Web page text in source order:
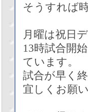
そうすれば
月曜は祝日
13時試合開
ています。
試合が早く
宜しくお願